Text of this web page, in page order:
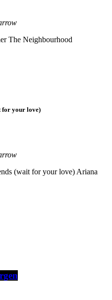
The Neighbourhood
for your love)
(wait for your love) Ariana